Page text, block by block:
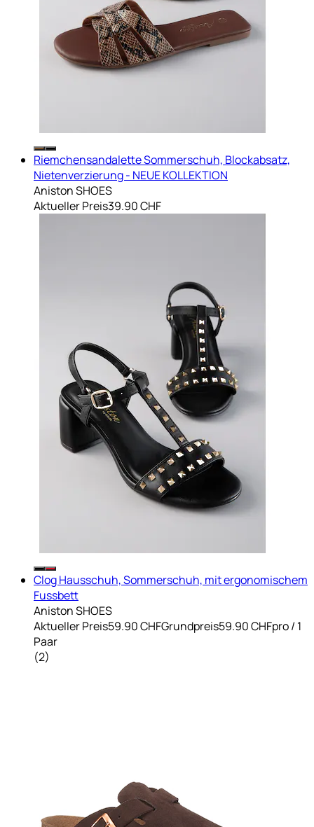
Riemchensandalette Sommerschuh, Blockabsatz,
Nietenverzierung - NEUE KOLLEKTION
Aniston SHOES
Aktueller Preis39.90 CHF
Clog Hausschuh, Sommerschuh, mit ergonomischem
Fussbett
Aniston SHOES
Aktueller Preis59.90 CHFGrundpreis59.90 CHFpro/ 1
Paar
(2)